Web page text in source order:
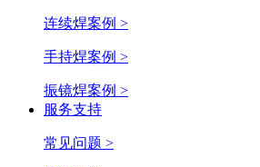
连续焊案例 >
手持焊案例 >
振镜焊案例 >
服务支持
常见问题 >